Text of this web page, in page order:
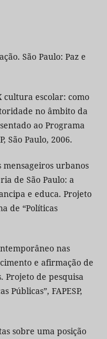
São Paulo: Paz e
cultura escolar: como
no âmbito da
ao Programa
São Paulo, 2006.
mensageiros urbanos
de São Paulo: a
e educa. Projeto
de “Políticas
nas
e afirmação de
Projeto de pesquisa
Públicas”, FAPESP,
sobre uma posição